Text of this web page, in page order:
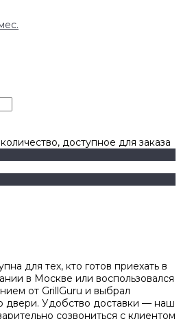
доступное для заказа
для тех, кто готов приехать в
в Москве или воспользовался
от GrillGuru и выбрал
двери. Удобство доставки — наш
созвониться с клиентом